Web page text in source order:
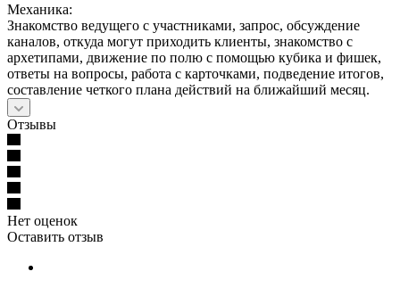
Механика:
Знакомство ведущего с участниками, запрос, обсуждение
каналов, откуда могут приходить клиенты, знакомство с
архетипами, движение по полю с помощью кубика и фишек,
ответы на вопросы, работа с карточками, подведение итогов,
составление четкого плана действий на ближайший месяц.
Отзывы
Нет оценок
Оставить отзыв